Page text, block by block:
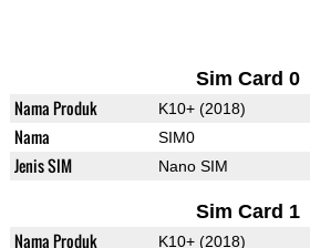
Sim Card 0
Nama Produk K10+ (2018)
Nama SIM0
Jenis SIM Nano SIM
Sim Card 1
Nama Produk K10+ (2018)